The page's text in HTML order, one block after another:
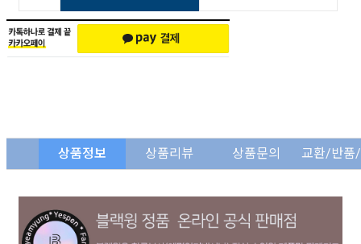
상품정보 상품리뷰 상품문의 교환/반품